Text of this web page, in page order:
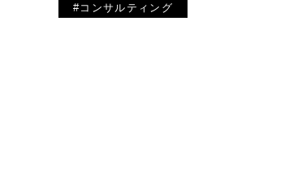
#コンサルティング